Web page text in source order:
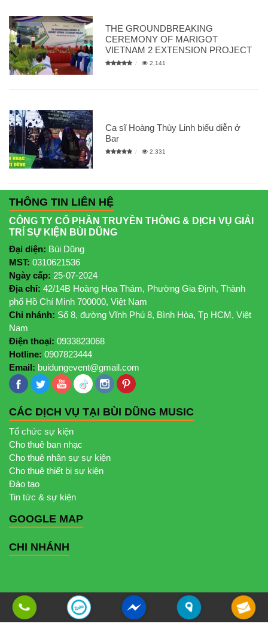
THE GROUNDBREAKING
CEREMONY OF MARIGOT
VIETNAM 2 EXTENSION PROJECT
2,141
Ca sĩ Hoàng Thùy Linh biểu diễn ở
Bar
2,331
THÔNG TIN LIÊN HỆ
CÔNG TY CỔ PHẦN TRUYỀN THÔNG & DỊCH VỤ GIẢI
TRÍ SỰ KIỆN BÙI DŨNG
Đại diện: Bùi Dũng
MST: 0310621536
Ngày cấp: 25-07-2024
Địa chỉ: 42/14B Hoàng Hoa Thám, Phường Gia Định, Thành
phố Hồ Chí Minh 700000, Việt Nam
Chi nhánh: Số 8, đường Vĩnh Phú 8, Bình Hòa, Tp HCM, Việt
Nam
Điện thoại: 0933823068
Hotline: 0907823444
Email: buidungevent@gmail.com
CÁC DỊCH VỤ TẠI BÙI DŨNG MUSIC
Tổ chức sự kiện
Cho thuê ban nhạc
Cho thuê nhân sự sự kiện
Cho thuê thiết bị sự kiện
Đào tạo
Tin tức & sự kiện
GOOGLE MAP
CHI NHÁNH